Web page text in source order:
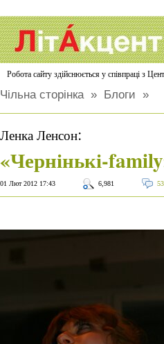
Робота сайту здійснюється у співпраці з
Чільна сторінка» Блоги »
Ленка Ленсон:
«Чернінькі-
01 Лют 2012 17:43 6,981